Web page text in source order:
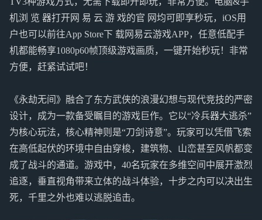
机浏 览 器打开网 易 云 游 戏的官 网均可即享秒玩，iOS用
户也可以前往App Store下 载网易云游戏APP，任意低配手
机都能畅享1080p60帧顶级游戏画质，一键开始秒玩！非常
方便，赶紧试试吧！
《永劫无间》融合了东方武侠的浪漫幻想与现代竞技的严密
设计，成为一款备受瞩目的游戏巨作。它以“冷兵器大逃杀”
为核心玩法，核心精神则是“刀剑诗意”。玩家可以凭借飞索
在高低起伏的环境中自由穿梭，建筑物、山峦甚至风帆都变
成了战斗的通道。游戏中，40名玩家在多维空间中展开激烈
追逐，垂直视角带来立体的战斗体验，十步之内可以决出生
死，千里之外也难以逃脱追击。